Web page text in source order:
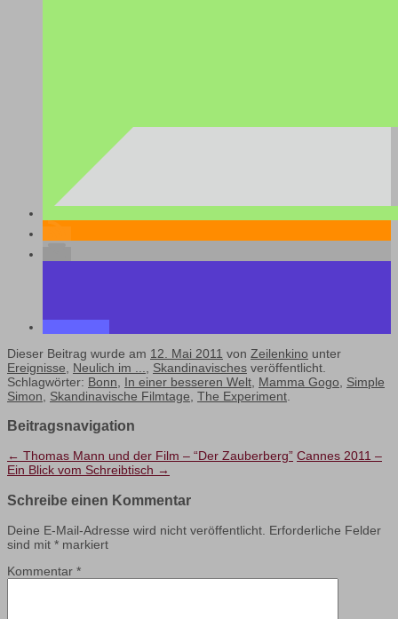
Dieser Beitrag wurde am 12. Mai 2011 von Zeilenkino unter
Ereignisse
Neulich im ... Skandinavisches veröffentlicht.
Schlagwörter: Bonn In einer besseren Welt Mamma Gogo
Simple
Simon
Skandinavische Filmtage The Experiment
Beitragsnavigation
← Thomas Mann und der Film – “Der Zauberberg” Cannes 2011 –
Ein Blick vom Schreibtisch →
Schreibe einen Kommentar
Deine E-Mail-Adresse wird nicht veröffentlicht. Erforderliche Felder
sind mit * markiert
Kommentar *